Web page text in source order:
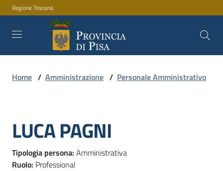
Vai al contenuto
Vai alla navigazione
Vai al footer
Regione Toscana
Amministrazione
Servizi
Novità
Home / Amministrazione / Personale Amministrativo
Salta al contenuto
LUCA PAGNI
Tipologia persona: Amministrativa
Ruolo: Professional